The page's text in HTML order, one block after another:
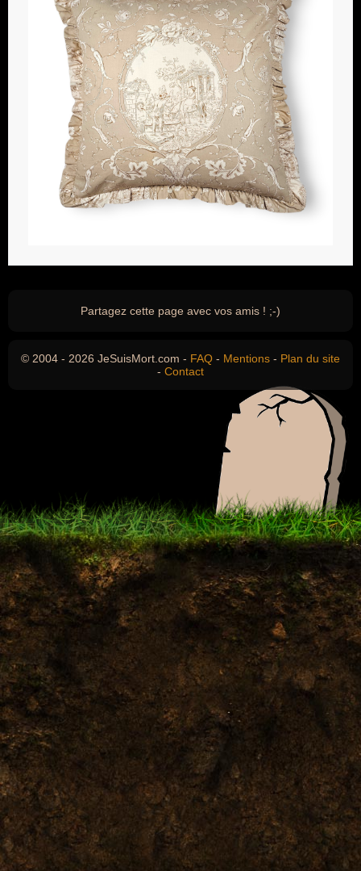
Partagez cette page avec vos amis ! ;-)
© 2004 - 2026 JeSuisMort.com - FAQ - Mentions - Plan du site
- Contact